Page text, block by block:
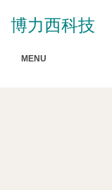
博力西科技
MENU